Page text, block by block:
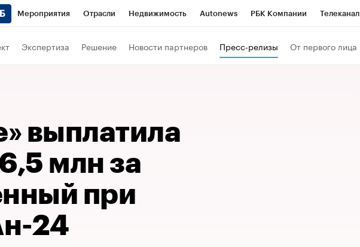
Мероприятия Отрасли Недвижимость Autonews РБК Компании Телеканал
Экспертиза Решение Новости партнеров Пресс-релизы От первого лица
выплатила
млн за
при
24